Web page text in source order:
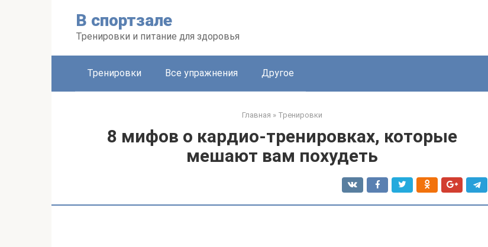
В спортзале
Тренировки и питание для здоровья
Тренировки Все упражнения Другое
Главная » Тренировки
8 мифов о кардио-тренировках, которые
мешают вам похудеть